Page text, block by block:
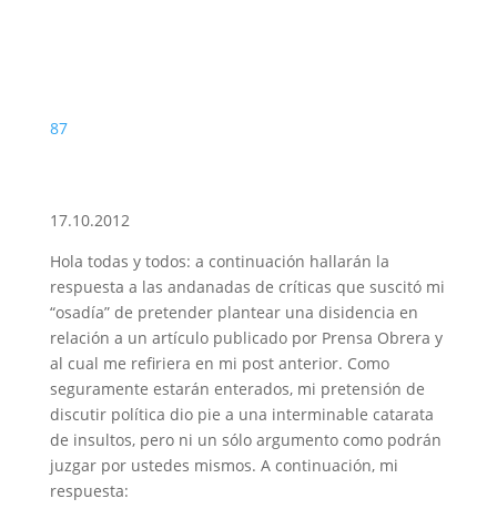
87
17.10.2012
Hola todas y todos: a continuación hallarán la
respuesta a las andanadas de críticas que suscitó mi
“osadía” de pretender plantear una disidencia en
relación a un artículo publicado por Prensa Obrera y
al cual me refiriera en mi post anterior. Como
seguramente estarán enterados, mi pretensión de
discutir política dio pie a una interminable catarata
de insultos, pero ni un sólo argumento como podrán
juzgar por ustedes mismos. A continuación, mi
respuesta: